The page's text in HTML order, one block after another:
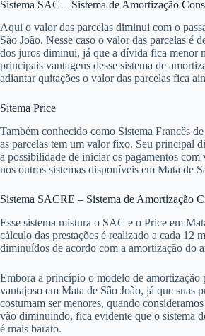
Sistema SAC – Sistema de Amortização
Aqui o valor das parcelas diminui com o
São João. Nesse caso o valor das parcelas é
dos juros diminui, já que a dívida fica menor
principais vantagens desse sistema de
adiantar quitações o valor das parcelas fica
Sitema Price
Também conhecido como Sistema Francês
as parcelas tem um valor fixo. Seu principal
a possibilidade de iniciar os pagamentos com
nos outros sistemas disponíveis em Mata de
Sistema SACRE – Sistema de Amortização
Esse sistema mistura o SAC e o Price em
cálculo das prestações é realizado a cada 12
diminuídos de acordo com a amortização do
Embora a princípio o modelo de amortização
vantajoso em Mata de São João, já que suas
costumam ser menores, quando
vão diminuindo, fica evidente que o sistema
é mais barato.